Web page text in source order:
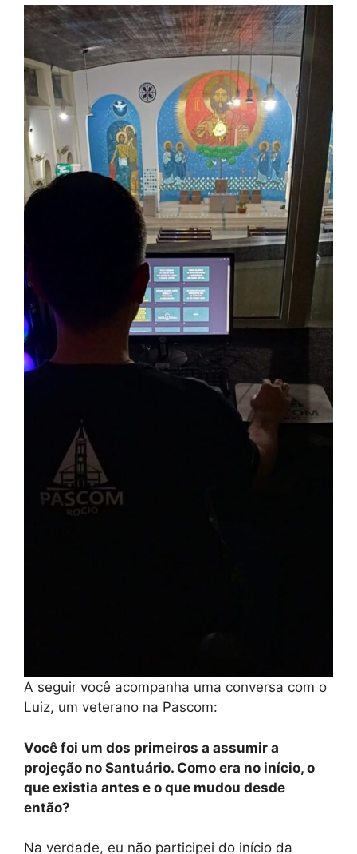
A seguir você acompanha uma conversa com o
Luiz, um veterano na Pascom:
Você foi um dos primeiros a assumir a
projeção no Santuário. Como era no início, o
que existia antes e o que mudou desde
então?
Na verdade, eu não participei do início da